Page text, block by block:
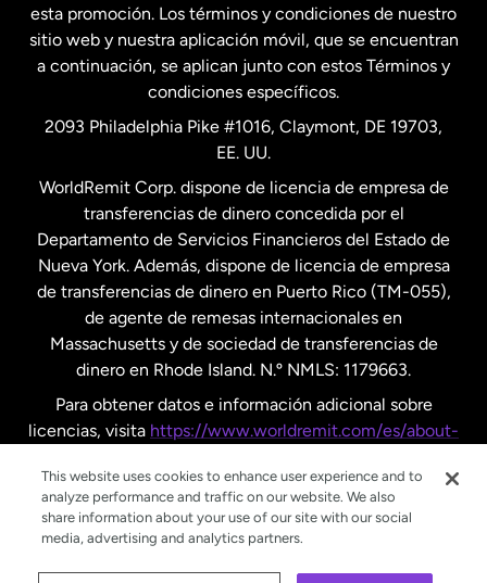
Nueva Zelanda
Países Bajos
Suecia
esta promoción. Los términos y condiciones de nuestro
sitio web y nuestra aplicación móvil, que se encuentran
a continuación, se aplican junto con estos Términos y
condiciones específicos.
2093 Philadelphia Pike #1016, Claymont, DE 19703,
EE. UU.
WorldRemit Corp. dispone de licencia de empresa de
transferencias de dinero concedida por el
Departamento de Servicios Financieros del Estado de
Nueva York. Además, dispone de licencia de empresa
de transferencias de dinero en Puerto Rico (TM-055),
de agente de remesas internacionales en
Massachusetts y de sociedad de transferencias de
dinero en Rhode Island. N.º NMLS: 1179663.
Para obtener datos e información adicional sobre
licencias, visita https://www.worldremit.com/es/about-
This website uses cookies to enhance user experience and to
analyze performance and traffic on our website. We also
share information about your use of our site with our social
media, advertising and analytics partners.